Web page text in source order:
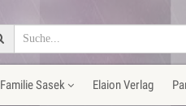
Familie Sasek Elaion Verlag